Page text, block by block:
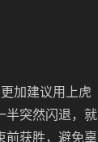
加建议用上虎
半突然闪退，就
前获胜，避免辜